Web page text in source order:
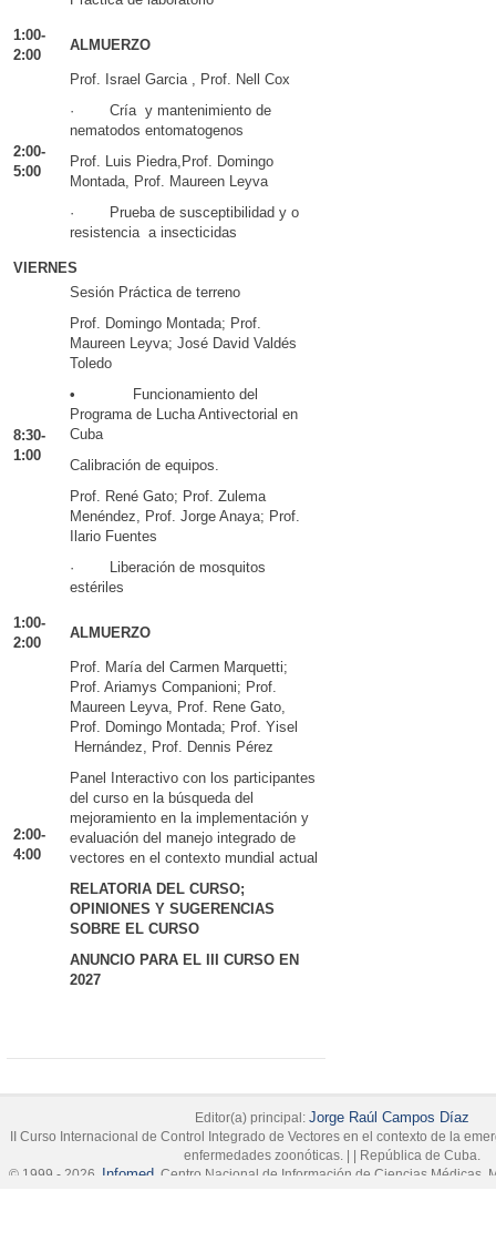
1:00-
2:00
ALMUERZO
2:00-
5:00
Prof. Israel Garcia , Prof. Nell Cox
· Cría y mantenimiento de
nematodos entomatogenos
Prof. Luis Piedra,Prof. Domingo
Montada, Prof. Maureen Leyva
· Prueba de susceptibilidad y o
resistencia a insecticidas
VIERNES
8:30-
1:00
Sesión Práctica de terreno
Prof. Domingo Montada; Prof.
Maureen Leyva; José David Valdés
Toledo
•
Funcionamiento del
Programa de Lucha Antivectorial en
Cuba
Calibración de equipos.
Prof. René Gato; Prof. Zulema
Menéndez, Prof. Jorge Anaya; Prof.
Ilario Fuentes
· Liberación de mosquitos
estériles
1:00-
2:00
ALMUERZO
2:00-
4:00
Prof. María del Carmen Marquetti;
Prof. Ariamys Companioni; Prof.
Maureen Leyva, Prof. Rene Gato,
Prof. Domingo Montada; Prof. Yisel
Hernández, Prof. Dennis Pérez
Panel Interactivo con los participantes
del curso en la búsqueda del
mejoramiento en la implementación y
evaluación del manejo integrado de
vectores en el contexto mundial actual
RELATORIA DEL CURSO;
OPINIONES Y SUGERENCIAS
SOBRE EL CURSO
ANUNCIO PARA EL III CURSO EN
2027
Editor(a) principal: Jorge Raúl Campos Díaz
II Curso Internacional de Control Integrado de Vectores en el contexto de la
enfermedades zoonóticas.
República de Cuba.
© 1999 - 2026, Infomed, Centro Nacional de Información de Ciencias Médicas,